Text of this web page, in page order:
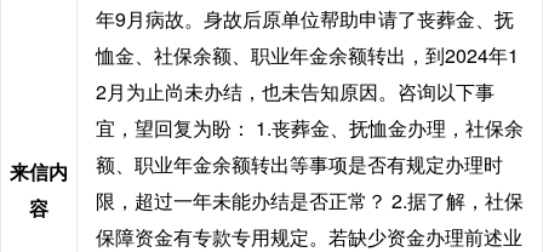
来信内
容
年9月病故。身故后原单位帮助申请了丧葬金、抚
恤金、社保余额、职业年金余额转出，到2024年1
2月为止尚未办结，也未告知原因。咨询以下事
宜，望回复为盼： 1.丧葬金、抚恤金办理，社保余
额、职业年金余额转出等事项是否有规定办理时
限，超过一年未能办结是否正常？ 2.据了解，社保
保障资金有专款专用规定。若缺少资金办理前述业